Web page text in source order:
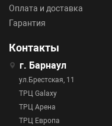
Оплата и доставка
Гарантия
Контакты
г. Барнаул
ул.Брестская, 11
ТРЦ Galaxy
ТРЦ Арена
ТРЦ Европа